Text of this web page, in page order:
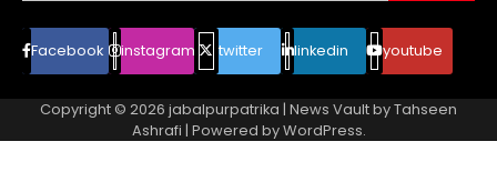
Facebook instagram twitter linkedin youtube
Copyright © 2026 jabalpurpatrika | News Vault byTahseen
Ashrafi | Powered byWordPress.